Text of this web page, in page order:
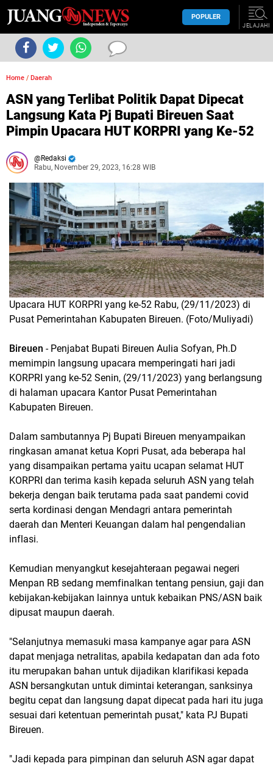
POPULER
JELAJAHI
Home / Daerah
ASN yang Terlibat Politik Dapat Dipecat
Langsung Kata Pj Bupati Bireuen Saat
Pimpin Upacara HUT KORPRI yang Ke-52
Redaksi
Rabu, November 29, 2023, 16:28 WIB
Upacara HUT KORPRI yang ke-52 Rabu, (29/11/2023) di
Pusat Pemerintahan Kabupaten Bireuen. (Foto/Muliyadi)
Bireuen - Penjabat Bupati Bireuen Aulia Sofyan, Ph.D
memimpin langsung upacara memperingati hari jadi
KORPRI yang ke-52 Senin, (29/11/2023) yang berlangsung
di halaman upacara Kantor Pusat Pemerintahan
Kabupaten Bireuen.
Dalam sambutannya Pj Bupati Bireuen menyampaikan
ringkasan amanat ketua Kopri Pusat, ada beberapa hal
yang disampaikan pertama yaitu ucapan selamat HUT
KORPRI dan terima kasih kepada seluruh ASN yang telah
bekerja dengan baik terutama pada saat pandemi covid
serta kordinasi dengan Mendagri antara pemerintah
daerah dan Menteri Keuangan dalam hal pengendalian
inflasi.
Kemudian menyangkut kesejahteraan pegawai negeri
Menpan RB sedang memfinalkan tentang pensiun, gaji dan
kebijakan-kebijakan lainnya untuk kebaikan PNS/ASN baik
dipusat maupun daerah.
"Selanjutnya memasuki masa kampanye agar para ASN
dapat menjaga netralitas, apabila kedapatan dan ada foto
itu merupakan bahan untuk dijadikan klarifikasi kepada
ASN bersangkutan untuk dimintai keterangan, sanksinya
begitu cepat dan langsung dapat dipecat pada hari itu juga
sesuai dari ketentuan pemerintah pusat," kata PJ Bupati
Bireuen.
"Jadi kepada para pimpinan dan seluruh ASN agar dapat